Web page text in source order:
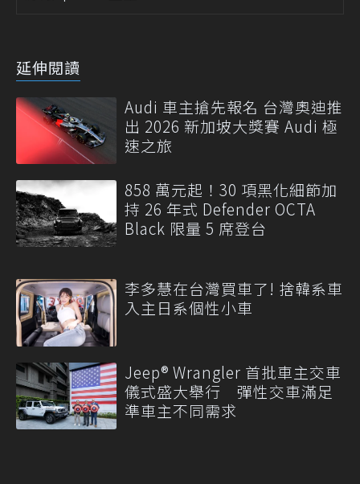
延伸閱讀
Audi 車主搶先報名 台灣奧迪推
出 2026 新加坡大獎賽 Audi 極
速之旅
858 萬元起！30 項黑化細節加
持 26 年式 Defender OCTA
Black 限量 5 席登台
李多慧在台灣買車了! 捨韓系車
入主日系個性小車
Jeep® Wrangler 首批車主交車
儀式盛大舉行 彈性交車滿足
準車主不同需求